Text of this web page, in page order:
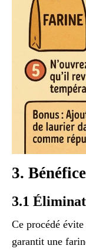
3.
3.1
Ce procédé
garantit une